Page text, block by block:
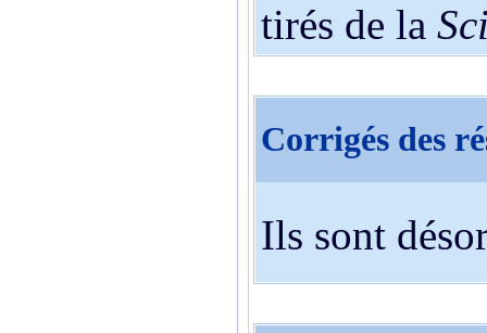
tirés de la
Corrigés des
Ils sont